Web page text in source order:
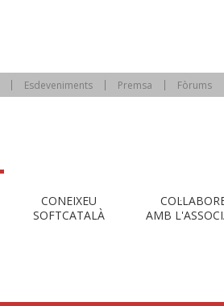
Esdeveniments Premsa Fòrums
CONEIXEU
SOFTCATALÀ
AMB